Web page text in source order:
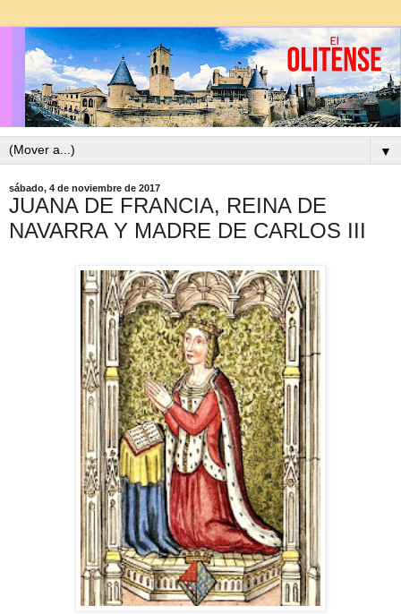
▼
sábado, 4 de noviembre de 2017
JUANA DE FRANCIA, REINA DE
NAVARRA Y MADRE DE CARLOS III